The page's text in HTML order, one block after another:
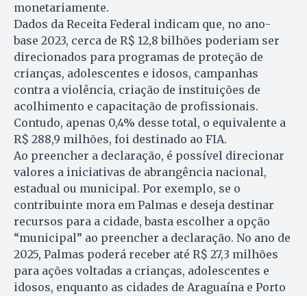
monetariamente.
Dados da Receita Federal indicam que, no ano-
base 2023, cerca de R$ 12,8 bilhões poderiam ser
direcionados para programas de proteção de
crianças, adolescentes e idosos, campanhas
contra a violência, criação de instituições de
acolhimento e capacitação de profissionais.
Contudo, apenas 0,4% desse total, o equivalente a
R$ 288,9 milhões, foi destinado ao FIA.
Ao preencher a declaração, é possível direcionar
valores a iniciativas de abrangência nacional,
estadual ou municipal. Por exemplo, se o
contribuinte mora em Palmas e deseja destinar
recursos para a cidade, basta escolher a opção
“municipal” ao preencher a declaração. No ano de
2025, Palmas poderá receber até R$ 27,3 milhões
para ações voltadas a crianças, adolescentes e
idosos, enquanto as cidades de Araguaína e Porto